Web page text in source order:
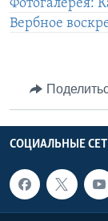
Фотогалерея:
Вербное
СОЦИАЛЬНЫЕ